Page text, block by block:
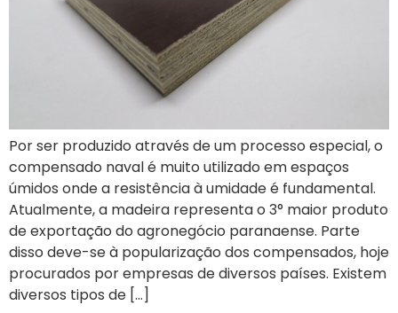
Por ser produzido através de um processo especial, o
compensado naval é muito utilizado em espaços
úmidos onde a resistência à umidade é fundamental.
Atualmente, a madeira representa o 3° maior produto
de exportação do agronegócio paranaense. Parte
disso deve-se à popularização dos compensados, hoje
procurados por empresas de diversos países. Existem
diversos tipos de […]